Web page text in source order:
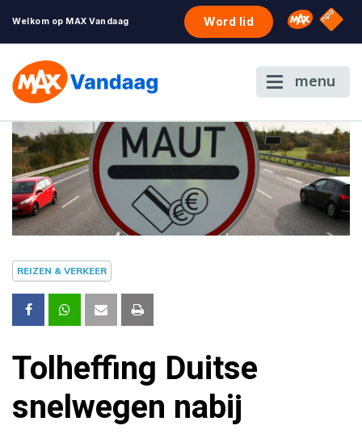
Welkom op MAX Vandaag Word lid Omroep
NPO
menu
REIZEN & VERKEER
Tolheffing Duitse
snelwegen nabij